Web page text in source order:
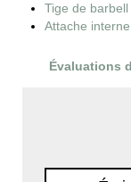
Tige de
Attache
Évaluations